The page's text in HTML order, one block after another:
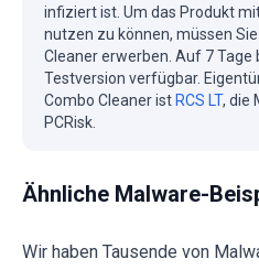
infiziert ist. Um das Produkt
nutzen zu können, müssen
Cleaner erwerben. Auf 7
Testversion verfügbar.
Combo Cleaner ist RCS LT, die
PCRisk.
Ähnliche Malware-
Wir haben Tausende von